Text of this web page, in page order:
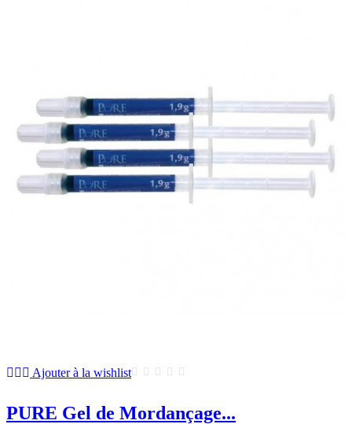
Ajouter à la wishlist
PURE Gel de Mordançage...